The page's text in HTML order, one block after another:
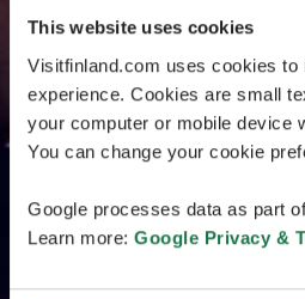
This website uses cookies
Visitfinland.com uses cookies to
experience. Cookies are small
your computer or mobile device
You can change your cookie
Google processes data as part
Learn more: Google Privacy &